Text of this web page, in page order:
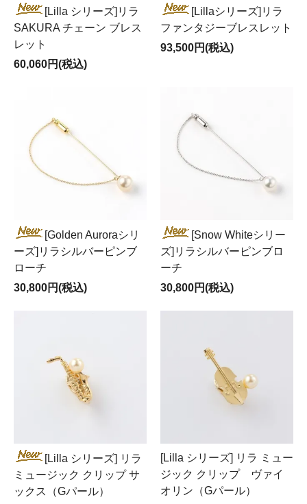
[Lilla シリーズ]リラ
SAKURA チェーン ブレス
レット
60,060円(税込)
[Lillaシリーズ]リラ
ファンタジーブレスレット
93,500円(税込)
[Golden Auroraシリ
ーズ]リラシルバーピンブ
ローチ
30,800円(税込)
[Snow Whiteシリー
ズ]リラシルバーピンブロ
ーチ
30,800円(税込)
[Lilla シリーズ] リラ
ミュージック クリップ サ
ックス（Gパール）
[Lilla シリーズ] リラ ミュー
ジック クリップ ヴァイ
オリン（Gパール）